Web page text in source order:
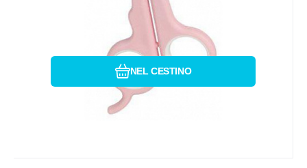
NEL CESTINO
Preferito
Confrontare